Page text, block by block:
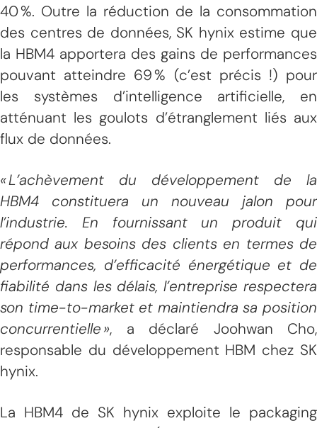
40 %. Outre la réduction de la consommation
des centres de données, SK hynix estime que
la HBM4 apportera des gains de performances
pouvant atteindre 69 % (c’est précis !) pour
les systèmes d’intelligence artificielle, en
atténuant les goulots d’étranglement liés aux
flux de données.
« L’achèvement du développement de la
HBM4 constituera un nouveau jalon pour
l’industrie. En fournissant un produit qui
répond aux besoins des clients en termes de
performances, d’efficacité énergétique et de
fiabilité dans les délais, l’entreprise respectera
son time-to-market et maintiendra sa position
concurrentielle », a déclaré Joohwan Cho,
responsable du développement HBM chez SK
hynix.
La HBM4 de SK hynix exploite le packaging